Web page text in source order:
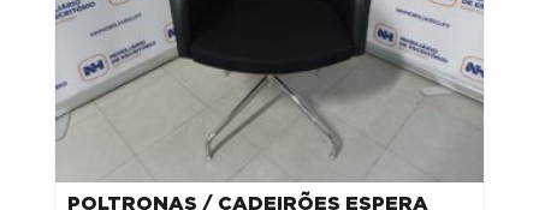
POLTRONAS / CADEIRÕES ESPERA